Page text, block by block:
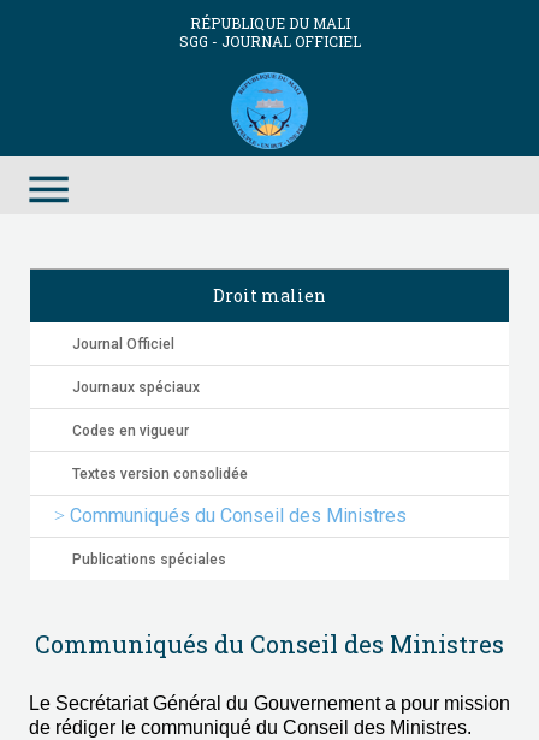
RÉPUBLIQUE DU MALI
SGG - JOURNAL OFFICIEL
menu
Droit malien
Journal Officiel
Journaux spéciaux
Codes en vigueur
Textes version consolidée
Communiqués du Conseil des Ministres
Publications spéciales
Communiqués du Conseil des Ministres
Le Secrétariat Général du Gouvernement a pour mission
de rédiger le communiqué du Conseil des Ministres.